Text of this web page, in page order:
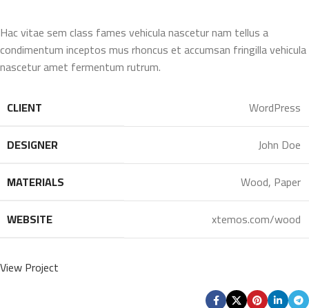
Hac vitae sem class fames vehicula nascetur nam tellus a
condimentum inceptos mus rhoncus et accumsan fringilla vehicula
nascetur amet fermentum rutrum.
CLIENT
WordPress
DESIGNER
John Doe
MATERIALS
Wood, Paper
WEBSITE
xtemos.com/wood
View Project